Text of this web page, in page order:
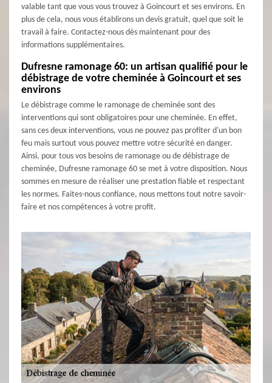
valable tant que vous vous trouvez à Goincourt et ses environs. En
plus de cela, nous vous établirons un devis gratuit, quel que soit le
travail à faire. Contactez-nous dès maintenant pour des
informations supplémentaires.
Dufresne ramonage 60: un artisan qualifié pour le
débistrage de votre cheminée à Goincourt et ses
environs
Le débistrage comme le ramonage de cheminée sont des
interventions qui sont obligatoires pour une cheminée. En effet,
sans ces deux interventions, vous ne pouvez pas profiter d'un bon
feu mais surtout vous pouvez mettre votre sécurité en danger.
Ainsi, pour tous vos besoins de ramonage ou de débistrage de
cheminée, Dufresne ramonage 60 se met à votre disposition. Nous
sommes en mesure de réaliser une prestation fiable et respectant
les normes. Faites-nous confiance, nous mettons tout notre savoir-
faire et nos compétences à votre profit.